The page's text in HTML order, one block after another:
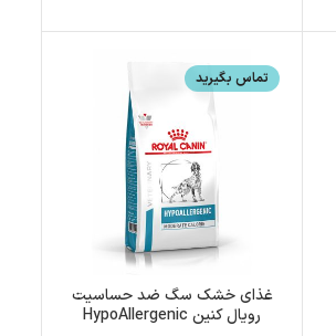
تماس بگیرید
غذای خشک سگ ضد حساسیت
رویال کنین HypoAllergenic